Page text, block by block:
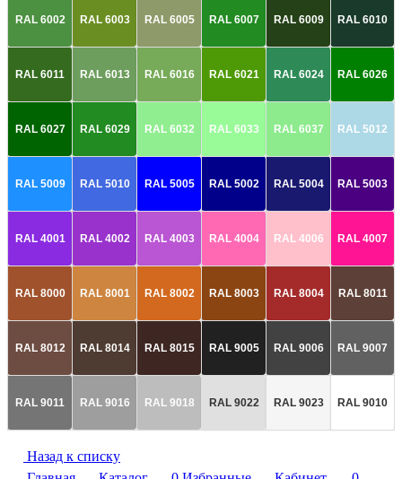
RAL 6002 RAL 6003 RAL 6005 RAL 6007 RAL 6009 RAL 6010
RAL 6011 RAL 6013 RAL 6016 RAL 6021 RAL 6024 RAL 6026
RAL 6027 RAL 6029 RAL 6032 RAL 6033 RAL 6037 RAL 5012
RAL 5009 RAL 5010 RAL 5005 RAL 5002 RAL 5004 RAL 5003
RAL 4001 RAL 4002 RAL 4003 RAL 4004 RAL 4006 RAL 4007
RAL 8000 RAL 8001 RAL 8002 RAL 8003 RAL 8004 RAL 8011
RAL 8012 RAL 8014 RAL 8015 RAL 9005 RAL 9006 RAL 9007
RAL 9011 RAL 9016 RAL 9018 RAL 9022 RAL 9023 RAL 9010
Назад к списку